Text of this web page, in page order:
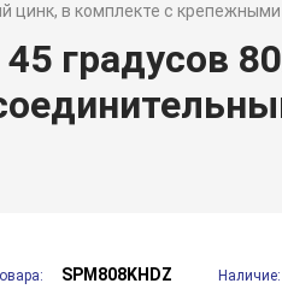
цинк, в комплекте с
градусов
SPM808KHDZ Наличие: